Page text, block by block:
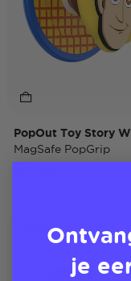
PopOut Toy Story
MagSafe PopGrip
je